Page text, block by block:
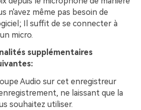
n'avez même pas besoin de
Il suffit de se connecter à
micro.
supplémentaires
Audio sur cet enregistreur
ne laissant que la
souhaitez utiliser.